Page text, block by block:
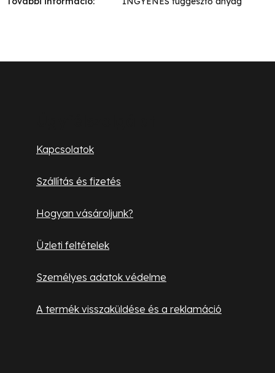
Kapcsolatok
Szállítás és fizetés
Hogyan vásároljunk?
Üzleti feltételek
Személyes adatok védelme
A termék visszaküldése és a reklamáció